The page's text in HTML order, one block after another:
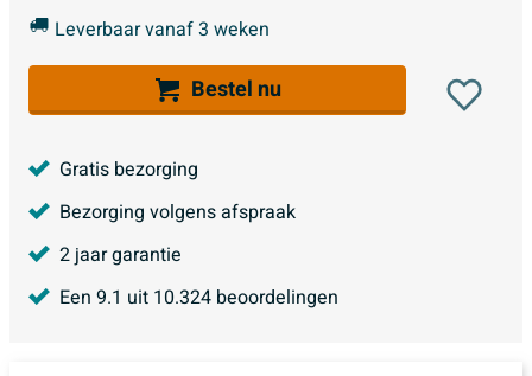
Leverbaar vanaf 3 weken
Bestel nu
Gratis bezorging
Bezorging volgens afspraak
2 jaar garantie
Een 9.1 uit 10.324 beoordelingen